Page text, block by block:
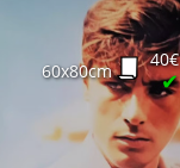
60x80cm
40€
✔